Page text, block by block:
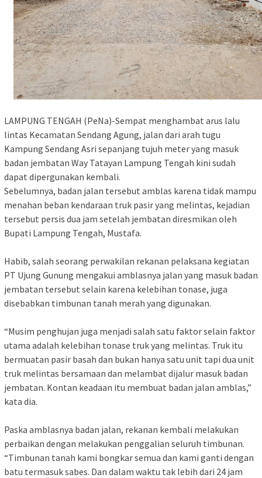
LAMPUNG TENGAH (PeNa)-Sempat menghambat arus lalu
lintas Kecamatan Sendang Agung, jalan dari arah tugu
Kampung Sendang Asri sepanjang tujuh meter yang masuk
badan jembatan Way Tatayan Lampung Tengah kini sudah
dapat dipergunakan kembali.
Sebelumnya, badan jalan tersebut amblas karena tidak mampu
menahan beban kendaraan truk pasir yang melintas, kejadian
tersebut persis dua jam setelah jembatan diresmikan oleh
Bupati Lampung Tengah, Mustafa.
Habib, salah seorang perwakilan rekanan pelaksana kegiatan
PT Ujung Gunung mengakui amblasnya jalan yang masuk badan
jembatan tersebut selain karena kelebihan tonase, juga
disebabkan timbunan tanah merah yang digunakan.
“Musim penghujan juga menjadi salah satu faktor selain faktor
utama adalah kelebihan tonase truk yang melintas. Truk itu
bermuatan pasir basah dan bukan hanya satu unit tapi dua unit
truk melintas bersamaan dan melambat dijalur masuk badan
jembatan. Kontan keadaan itu membuat badan jalan amblas,”
kata dia.
Paska amblasnya badan jalan, rekanan kembali melakukan
perbaikan dengan melakukan penggalian seluruh timbunan.
“Timbunan tanah kami bongkar semua dan kami ganti dengan
batu termasuk sabes. Dan dalam waktu tak lebih dari 24 jam